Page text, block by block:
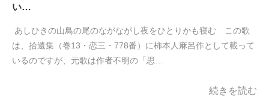
い…
あしひきの山鳥の尾のながながし夜をひとりかも寝む この歌
は、拾遺集（巻13・恋三・778番）に柿本人麻呂作として載って
いるのですが、元歌は作者不明の「思…
続きを読む